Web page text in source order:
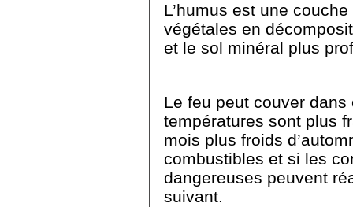
L’humus est une
végétales en
et le sol minéral plus
Le feu peut couver
températures sont plus
mois plus froids
combustibles et si les
dangereuses peuvent
suivant.